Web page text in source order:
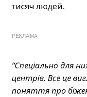
тисяч людей.
РЕКЛАМА
“Спеціально для
центрів. Все це
поняття про